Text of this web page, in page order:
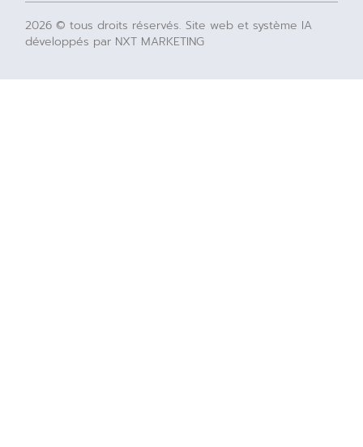
2026 © tous droits réservés. Site web et système IA
développés par NXT MARKETING